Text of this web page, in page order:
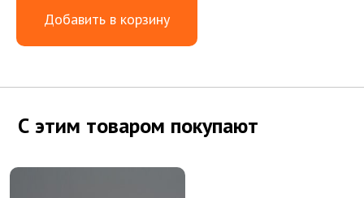
Добавить в корзину
С этим товаром покупают